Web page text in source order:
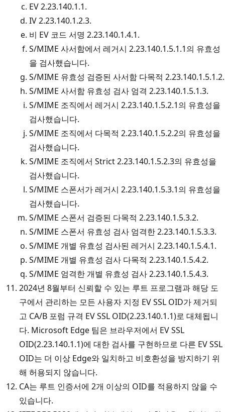
EV 2.23.140.1.1.
IV 2.23.140.1.2.3.
비 EV 코드 서명 2.23.140.1.4.1.
S/MIME 사서함에서 레거시 2.23.140.1.5.1.1의 유효성
을 검사했습니다.
S/MIME 유효성 검증된 사서함 다목적 2.23.140.1.5.1.2.
S/MIME 사서함 유효성 검사 엄격 2.23.140.1.5.1.3.
S/MIME 조직에서 레거시 2.23.140.1.5.2.1의 유효성을
검사했습니다.
S/MIME 조직에서 다목적 2.23.140.1.5.2.2의 유효성을
검사했습니다.
S/MIME 조직에서 Strict 2.23.140.1.5.2.3의 유효성을
검사했습니다.
S/MIME 스폰서가 레거시 2.23.140.1.5.3.1의 유효성을
검사했습니다.
S/MIME 스폰서 검증된 다목적 2.23.140.1.5.3.2.
S/MIME 스폰서 유효성 검사 엄격한 2.23.140.1.5.3.3.
S/MIME 개별 유효성 검사된 레거시 2.23.140.1.5.4.1.
S/MIME 개별 유효성 검사 다목적 2.23.140.1.5.4.2.
S/MIME 엄격한 개별 유효성 검사 2.23.140.1.5.4.3.
2024년 8월부터 신뢰할 수 있는 루트 프로그램과 해당 도
구에서 관리하는 모든 사용자 지정 EV SSL OID가 제거되
고 CA/B 포럼 규격 EV SSL OID(2.23.140.1.1)로 대체됩니
다. Microsoft Edge 팀은 브라우저에서 EV SSL
OID(2.23.140.1.1)에 대한 검사를 구현하므로 다른 EV SSL
OID는 더 이상 Edge와 일치하고 비호환성을 방지하기 위
해 허용되지 않습니다.
CA는 루트 인증서에 2개 이상의 OID를 적용하지 않을 수
있습니다.